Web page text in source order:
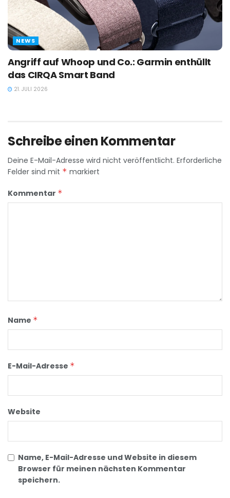
NEWS
Angriff auf Whoop und Co.: Garmin enthüllt
das CIRQA Smart Band
21. JULI 2026
Schreibe einen Kommentar
Deine E-Mail-Adresse wird nicht veröffentlicht. Erforderliche
Felder sind mit * markiert
Kommentar *
Name *
E-Mail-Adresse *
Website
Name, E-Mail-Adresse und Website in diesem
Browser für meinen nächsten Kommentar
speichern.